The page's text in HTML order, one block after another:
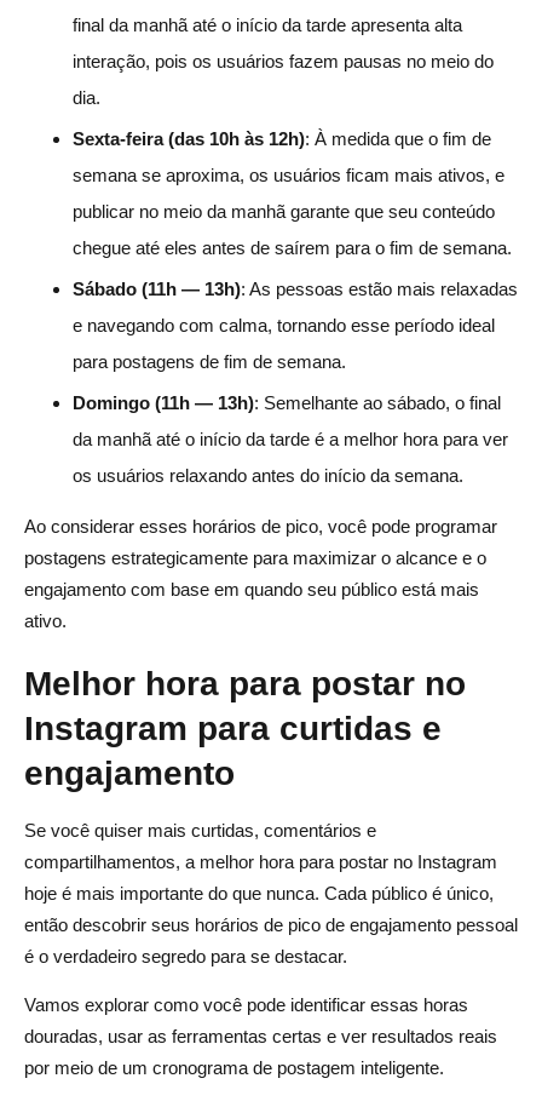
final da manhã até o início da tarde apresenta alta
interação, pois os usuários fazem pausas no meio do
dia.
Sexta-feira (das 10h às 12h): À medida que o fim de
semana se aproxima, os usuários ficam mais ativos, e
publicar no meio da manhã garante que seu conteúdo
chegue até eles antes de saírem para o fim de semana.
Sábado (11h — 13h): As pessoas estão mais relaxadas
e navegando com calma, tornando esse período ideal
para postagens de fim de semana.
Domingo (11h — 13h): Semelhante ao sábado, o final
da manhã até o início da tarde é a melhor hora para ver
os usuários relaxando antes do início da semana.
Ao considerar esses horários de pico, você pode programar
postagens estrategicamente para maximizar o alcance e o
engajamento com base em quando seu público está mais
ativo.
Melhor hora para postar no
Instagram para curtidas e
engajamento
Se você quiser mais curtidas, comentários e
compartilhamentos, a melhor hora para postar no Instagram
hoje é mais importante do que nunca. Cada público é único,
então descobrir seus horários de pico de engajamento pessoal
é o verdadeiro segredo para se destacar.
Vamos explorar como você pode identificar essas horas
douradas, usar as ferramentas certas e ver resultados reais
por meio de um cronograma de postagem inteligente.